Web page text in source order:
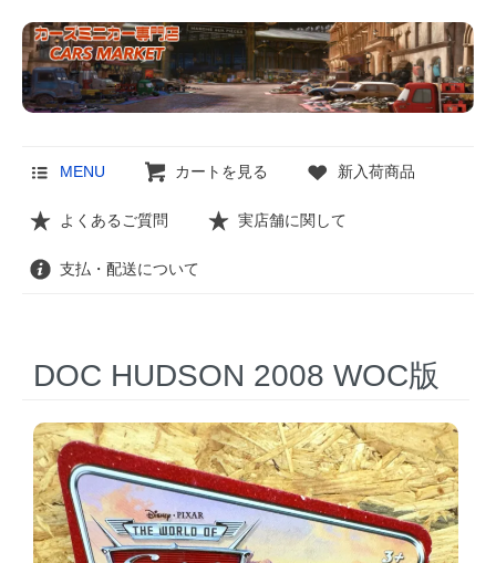
MENU カートを見る 新入荷商品
よくあるご質問 実店舗に関して
支払・配送について
DOC HUDSON 2008 WOC版